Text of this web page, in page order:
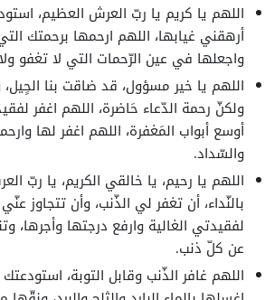
اللهم يا كريم يا ربّ العرش العظيم،
أرهقني غيابها، اللهم ارحمها برحمتك
واجعلها في عين الرّحمات التي لا تغفو
اللهم يا خير مسؤول، قد ضاقت بنا الحٍيل،
ولكنّ رحمة الدّعاء حَاضرة، اللهم اغفر
أوسع أبواب المَغفرة، اللهم اغفر لها
والسّداد.
اللهم يا رحيم، يا خالقي الكريم، يا ربّ
بالنّداء، أن تغفر لي الذّنب، وأن تتجاوز
لفقيدتي الغالية وارفع درجتها وأجرها،
عن كلّ ذنب.
اللهم غافر الذّنب وقابل التوبة،